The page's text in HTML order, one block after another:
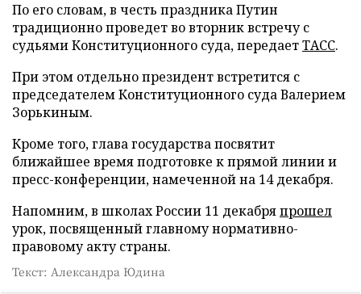
По его словам, в честь праздника Путин
традиционно проведет во вторник встречу с
судьями Конституционного суда, передаетТАСС.
При этом отдельно президент встретится с
председателем Конституционного суда Валерием
Зорькиным.
Кроме того, глава государства посвятит
ближайшее время подготовке к прямой линии и
пресс-конференции, намеченной на 14 декабря.
Напомним, в школах России 11 декабряпрошел
урок, посвященный главному нормативно-
правовому акту страны.
Текст: Александра Юдина